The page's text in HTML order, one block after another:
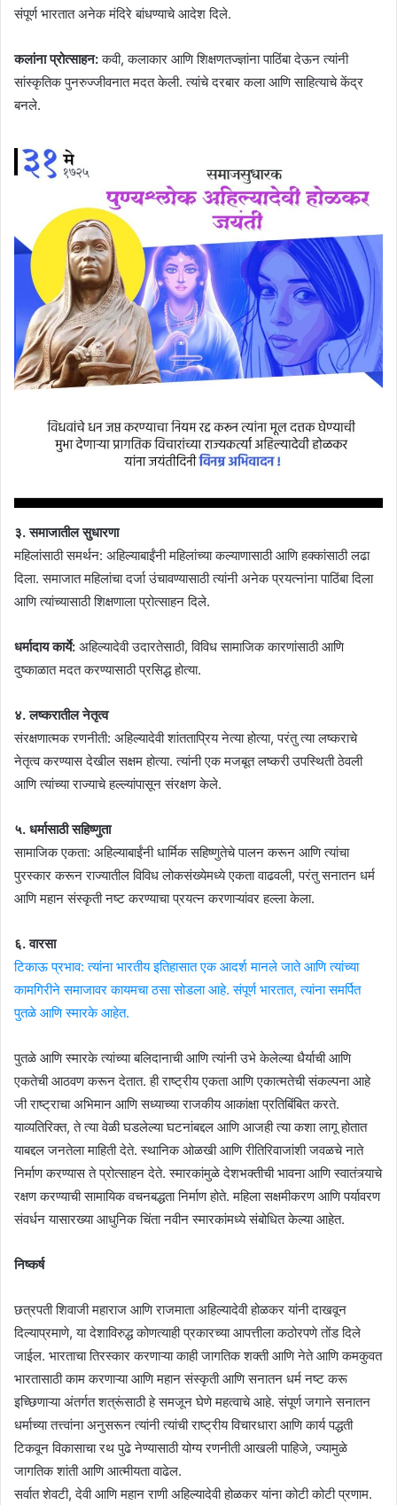
संपूर्ण भारतात अनेक मंदिरे बांधण्याचे आदेश दिले.
कलांना प्रोत्साहन:कवी, कलाकार आणि शिक्षणतज्ज्ञांना पाठिंबा देऊन त्यांनी
सांस्कृतिक पुनरुज्जीवनात मदत केली. त्यांचे दरबार कला आणि साहित्याचे केंद्र
बनले.
३. समाजातील सुधारणा
महिलांसाठी समर्थन: अहिल्याबाईंनी महिलांच्या कल्याणासाठी आणि हक्कांसाठी लढा
दिला. समाजात महिलांचा दर्जा उंचावण्यासाठी त्यांनी अनेक प्रयत्नांना पाठिंबा दिला
आणि त्यांच्यासाठी शिक्षणाला प्रोत्साहन दिले.
धर्मादाय कार्ये: अहिल्यादेवी उदारतेसाठी, विविध सामाजिक कारणांसाठी आणि
दुष्काळात मदत करण्यासाठी प्रसिद्ध होत्या.
४. लष्करातील नेतृत्व
संरक्षणात्मक रणनीती: अहिल्यादेवी शांतताप्रिय नेत्या होत्या, परंतु त्या लष्कराचे
नेतृत्व करण्यास देखील सक्षम होत्या. त्यांनी एक मजबूत लष्करी उपस्थिती ठेवली
आणि त्यांच्या राज्याचे हल्ल्यांपासून संरक्षण केले.
५. धर्मासाठी सहिष्णुता
सामाजिक एकता: अहिल्याबाईंनी धार्मिक सहिष्णुतेचे पालन करून आणि त्यांचा
पुरस्कार करून राज्यातील विविध लोकसंख्येमध्ये एकता वाढवली, परंतु सनातन धर्म
आणि महान संस्कृती नष्ट करण्याचा प्रयत्न करणाऱ्यांवर हल्ला केला.
६. वारसा
टिकाऊ प्रभाव: त्यांना भारतीय इतिहासात एक आदर्श मानले जाते आणि त्यांच्या
कामगिरीने समाजावर कायमचा ठसा सोडला आहे. संपूर्ण भारतात, त्यांना समर्पित
पुतळे आणि स्मारके आहेत.
पुतळे आणि स्मारके त्यांच्या बलिदानाची आणि त्यांनी उभे केलेल्या धैर्याची आणि
एकतेची आठवण करून देतात. ही राष्ट्रीय एकता आणि एकात्मतेची संकल्पना आहे
जी राष्ट्राचा अभिमान आणि सध्याच्या राजकीय आकांक्षा प्रतिबिंबित करते.
याव्यतिरिक्त, ते त्या वेळी घडलेल्या घटनांबद्दल आणि आजही त्या कशा लागू होतात
याबद्दल जनतेला माहिती देते. स्थानिक ओळखी आणि रीतिरिवाजांशी जवळचे नाते
निर्माण करण्यास ते प्रोत्साहन देते. स्मारकांमुळे देशभक्तीची भावना आणि स्वातंत्र्याचे
रक्षण करण्याची सामायिक वचनबद्धता निर्माण होते. महिला सक्षमीकरण आणि पर्यावरण
संवर्धन यासारख्या आधुनिक चिंता नवीन स्मारकांमध्ये संबोधित केल्या आहेत.
निष्कर्ष
छत्रपती शिवाजी महाराज आणि राजमाता अहिल्यादेवी होळकर यांनी दाखवून
दिल्याप्रमाणे, या देशाविरुद्ध कोणत्याही प्रकारच्या आपत्तीला कठोरपणे तोंड दिले
जाईल. भारताचा तिरस्कार करणाऱ्या काही जागतिक शक्ती आणि नेते आणि कमकुवत
भारतासाठी काम करणाऱ्या आणि महान संस्कृती आणि सनातन धर्म नष्ट करू
इच्छिणाऱ्या अंतर्गत शत्रूंसाठी हे समजून घेणे महत्वाचे आहे. संपूर्ण जगाने सनातन
धर्माच्या तत्त्वांना अनुसरून त्यांनी त्यांची राष्ट्रीय विचारधारा आणि कार्य पद्धती
टिकवून विकासाचा रथ पुढे नेण्यासाठी योग्य रणनीती आखली पाहिजे, ज्यामुळे
जागतिक शांती आणि आत्मीयता वाढेल.
सर्वात शेवटी, देवी आणि महान राणी अहिल्यादेवी होळकर यांना कोटी कोटी प्रणाम.